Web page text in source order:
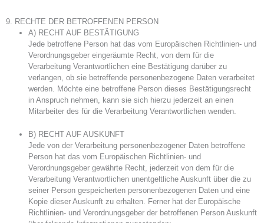
9. RECHTE DER BETROFFENEN PERSON
A) RECHT AUF BESTÄTIGUNG
Jede betroffene Person hat das vom Europäischen Richtlinien- und
Verordnungsgeber eingeräumte Recht, von dem für die
Verarbeitung Verantwortlichen eine Bestätigung darüber zu
verlangen, ob sie betreffende personenbezogene Daten verarbeitet
werden. Möchte eine betroffene Person dieses Bestätigungsrecht
in Anspruch nehmen, kann sie sich hierzu jederzeit an einen
Mitarbeiter des für die Verarbeitung Verantwortlichen wenden.
B) RECHT AUF AUSKUNFT
Jede von der Verarbeitung personenbezogener Daten betroffene
Person hat das vom Europäischen Richtlinien- und
Verordnungsgeber gewährte Recht, jederzeit von dem für die
Verarbeitung Verantwortlichen unentgeltliche Auskunft über die zu
seiner Person gespeicherten personenbezogenen Daten und eine
Kopie dieser Auskunft zu erhalten. Ferner hat der Europäische
Richtlinien- und Verordnungsgeber der betroffenen Person Auskunft